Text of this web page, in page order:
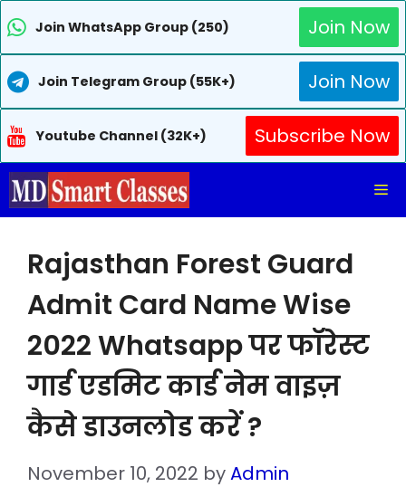
Join WhatsApp Group (250) Join Now
Join Telegram Group (55K+) Join Now
Youtube Channel (32K+)
Subscribe Now
Skip
to
Rajasthan Forest Guard
Admit Card Name Wise
2022 Whatsapp पर फॉरेस्ट
गार्ड एडमिट कार्ड नेम वाइज़
कैसे डाउनलोड करें ?
November 10, 2022 byAdmin